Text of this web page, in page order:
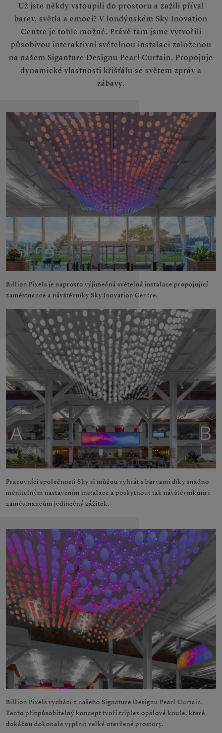
Už jste někdy vstoupili do prostoru a zažili příval
barev, světla a emocí? V londýnském Sky Inovation
Centre je tohle možné. Právě tam jsme vytvořili
působivou interaktivní světelnou instalaci založenou
na našem Siganture Designu Pearl Curtain. Propojuje
dynamické vlastnosti křišťálu se světem zpráv a
zábavy.
Billion Pixels je naprosto výjimečná světelná instalace propojující
zaměstnance a návštěvníky Sky Inovation Centre.
Pracovníci společnosti Sky si můžou vyhrát s barvami díky snadno
měnitelným nastavením instalace a poskytnout tak návštěvníkům i
zaměstnancům jedinečný zážitek.
Billion Pixels vychází z našeho Signature Designu Pearl Curtain.
Tento přizpůsobitelný koncept tvoří triplex opálové koule, které
dokážou dokonale vyplnit velké otevřené prostory.